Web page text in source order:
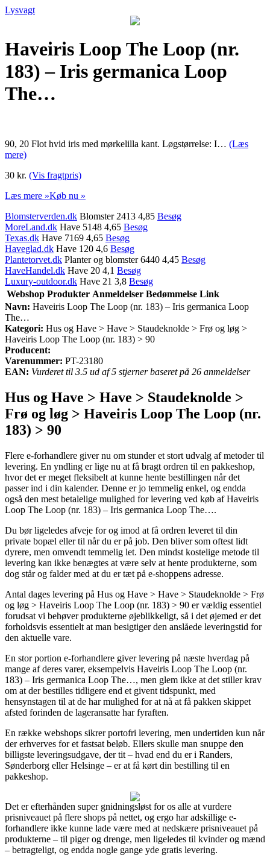
Lysvagt
Haveiris Loop The Loop (nr.
183) – Iris germanica Loop
The…
90, 20 Flot hvid iris med mørkelilla kant. Løgstørrelse: I… (Læs
mere)
30 kr. (Vis fragtpris)
Læs mere »Køb nu »
Blomsterverden.dk Blomster 2413 4,85 Besøg
MoreLand.dk Have 5148 4,65 Besøg
Texas.dk Have 7169 4,65 Besøg
Haveglad.dk Have 120 4,6 Besøg
Plantetorvet.dk Planter og blomster 6440 4,45 Besøg
HaveHandel.dk Have 20 4,1 Besøg
Luxury-outdoor.dk Have 21 3,8 Besøg
Webshop Produkter Anmeldelser Bedømmelse Link
Navn: Haveiris Loop The Loop (nr. 183) – Iris germanica Loop
The…
Kategori: Hus og Have > Have > Staudeknolde > Frø og løg >
Haveiris Loop The Loop (nr. 183) > 90
Producent:
Varenummer: PT-23180
EAN: Vurderet til 3.5 ud af 5 stjerner baseret på 26 anmeldelser
Hus og Have > Have > Staudeknolde >
Frø og løg > Haveiris Loop The Loop (nr.
183) > 90
Flere e-forhandlere giver nu om stunder et stort udvalg af metoder til
levering. En yndling er lige nu at få bragt ordren til en pakkeshop,
hvor det er meget fleksibelt at kunne hente bestillingen når det
passer ind i din kalender. Denne er jo temmelig enkel, og endda
også den mest betalelige mulighed for levering ved køb af Haveiris
Loop The Loop (nr. 183) – Iris germanica Loop The….
Du bør ligeledes afveje for og imod at få ordren leveret til din
private bopæl eller til når du er på job. Den bliver som oftest lidt
dyrere, men omvendt temmelig let. Den mindst kostelige metode til
levering kan ikke benægtes at være selv at hente produkterne, som
dog står og falder med at du er tæt på e-shoppens adresse.
Antal dages levering på Hus og Have > Have > Staudeknolde > Frø
og løg > Haveiris Loop The Loop (nr. 183) > 90 er vældig essentiel
forudsat vi behøver produkterne øjeblikkeligt, så i det øjemed er det
forholdsvis essentielt at man besigtiger den anslåede leveringstid for
den aktuelle vare.
En stor portion e-forhandlere giver levering på næste hverdag på
mange af deres varer, eksempelvis Haveiris Loop The Loop (nr.
183) – Iris germanica Loop The…, men glem ikke at det stiller krav
om at der bestilles tidligere end et givent tidspunkt, med
hensynstagen til at de har mulighed for at nå at få pakken skippet
afsted forinden de lageransatte har fyraften.
En række webshops sikrer portofri levering, men undertiden kun når
der erhverves for et fastsat beløb. Ellers skulle man snuppe den
billigste leveringsudgave, der tit – hvad end du er i Randers,
Sønderborg eller Helsinge – er at få kørt din bestilling til en
pakkeshop.
Det er efterhånden super gnidningsløst for os alle at vurdere
prisniveauet på flere shops på nettet, og ergo har adskillige e-
forhandlere ikke kunne lade være med at nedskære prisniveauet på
produkterne – til piger og drenge, men ligeledes til kvinder og mænd
– betragteligt, og endda nogle gange yde gratis levering.